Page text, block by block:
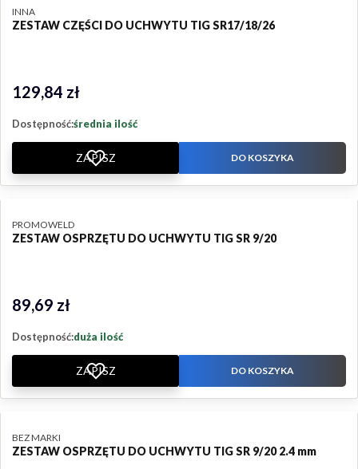
ZESTAW CZĘŚCI DO UCHWYTU TIG SR17/18/26
PRODUCENT
INNA
Cena
129,84 zł
Dostępność:średnia ilość
ZAPISZ DO KOSZYKA
ZESTAW OSPRZĘTU DO UCHWYTU TIG SR 9/20
PRODUCENT
PROMOWELD
Cena
89,69 zł
Dostępność:duża ilość
ZAPISZ DO KOSZYKA
ZESTAW OSPRZĘTU DO UCHWYTU TIG SR 9/20 2.4 mm
PRODUCENT
BEZ MARKI